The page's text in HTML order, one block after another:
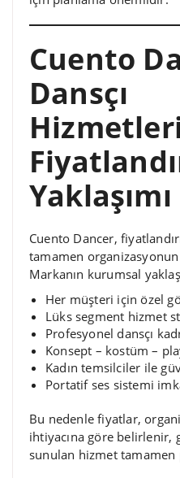
Cuento
Dansçı
Yaklaşımı
Cuento Dancer,
tamamen
Markanın kurumsal
Her müşteri için özel
Lüks segment hizmet
Profesyonel dansçı
Konsept – kostüm –
Kadın temsilciler ile
Portatif ses sistemi
Bu nedenle fiyatlar,
ihtiyacına göre belirlenir,
sunulan hizmet